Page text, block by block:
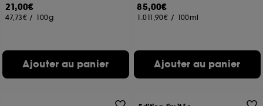
21,00€
47,73€ / 100g
Ajouter au panier
85,00€
1.011,90€ / 100ml
Ajouter au panier